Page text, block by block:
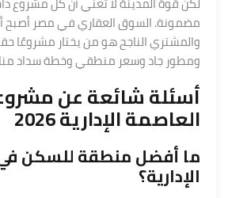
مضمونة. السوق العقاري في مصر أصبح
والمشتري الناجح هو من يختار مشروعًا
ومطور جاد وسعر منطقي وخطة سداد
أسئلة شائعة عن
العاصمة الإدارية 2026
ما أفضل منطقة للسكن
الإدارية؟